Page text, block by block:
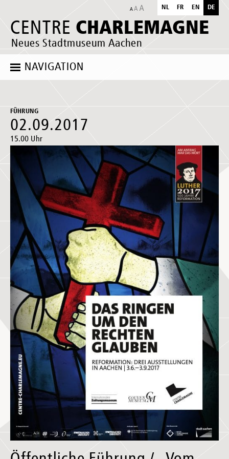
CENTRE CHARLEMAGNE
Neues Stadtmuseum Aachen
NL FR EN DE
NAVIGATION
FÜHRUNG
02.09.2017
15.00 Uhr